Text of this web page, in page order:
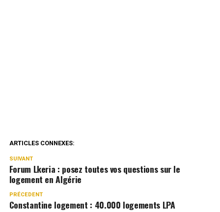
ARTICLES CONNEXES:
SUIVANT
Forum Lkeria : posez toutes vos questions sur le
logement en Algérie
PRÉCEDENT
Constantine logement : 40.000 logements LPA